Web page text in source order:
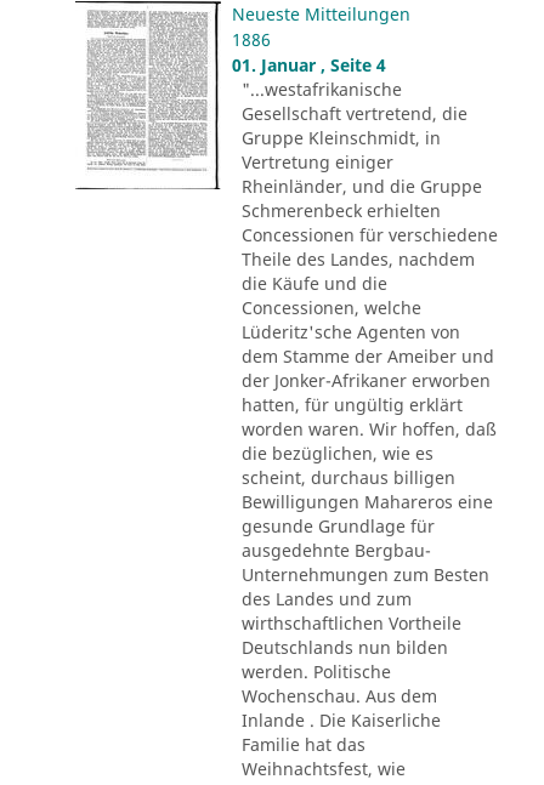
Neueste Mitteilungen
1886
01. Januar , Seite 4
"...westafrikanische
Gesellschaft vertretend, die
Gruppe Kleinschmidt, in
Vertretung einiger
Rheinländer, und die Gruppe
Schmerenbeck erhielten
Concessionen für verschiedene
Theile des Landes, nachdem
die Käufe und die
Concessionen, welche
Lüderitz'sche Agenten von
dem Stamme der Ameiber und
der Jonker-Afrikaner erworben
hatten, für ungültig erklärt
worden waren. Wir hoffen, daß
die bezüglichen, wie es
scheint, durchaus billigen
Bewilligungen Mahareros eine
gesunde Grundlage für
ausgedehnte Bergbau-
Unternehmungen zum Besten
des Landes und zum
wirthschaftlichen Vortheile
Deutschlands nun bilden
werden. Politische
Wochenschau. Aus dem
Inlande . Die Kaiserliche
Familie hat das
Weihnachtsfest, wie